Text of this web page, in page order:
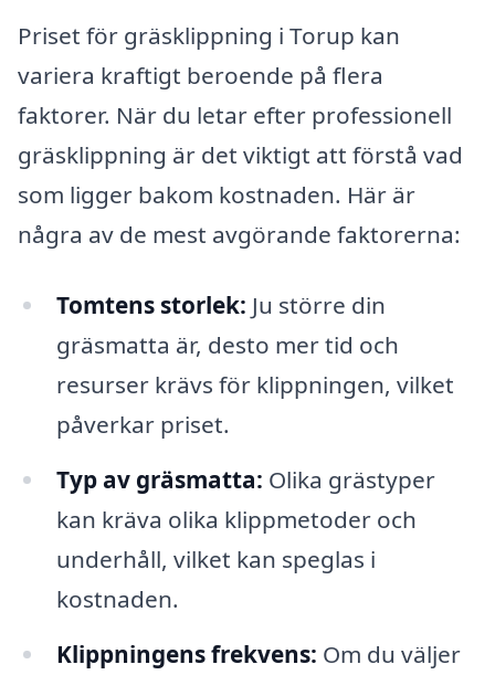
Priset för gräsklippning i Torup kan
variera kraftigt beroende på flera
faktorer. När du letar efter professionell
gräsklippning är det viktigt att förstå vad
som ligger bakom kostnaden. Här är
några av de mest avgörande faktorerna:
Tomtens storlek: Ju större din
gräsmatta är, desto mer tid och
resurser krävs för klippningen, vilket
påverkar priset.
Typ av gräsmatta: Olika grästyper
kan kräva olika klippmetoder och
underhåll, vilket kan speglas i
kostnaden.
Klippningens frekvens: Om du väljer